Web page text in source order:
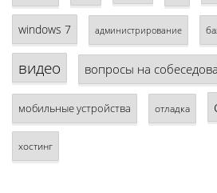
windows 7 администрирование
видео вопросы на
мобильные устройства отладка
хостинг